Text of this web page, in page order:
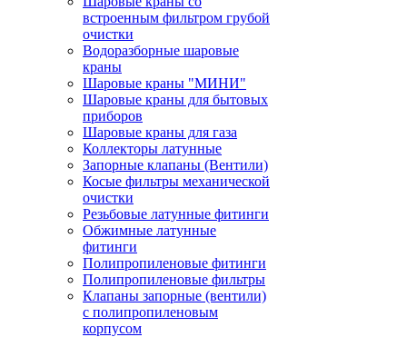
встроенным фильтром грубой
очистки
Водоразборные шаровые
краны
Шаровые краны "МИНИ"
Шаровые краны для бытовых
приборов
Шаровые краны для газа
Коллекторы латунные
Запорные клапаны (Вентили)
Косые фильтры механической
очистки
Резьбовые латунные фитинги
Обжимные латунные
фитинги
Полипропиленовые фитинги
Полипропиленовые фильтры
Клапаны запорные (вентили)
с полипропиленовым
корпусом